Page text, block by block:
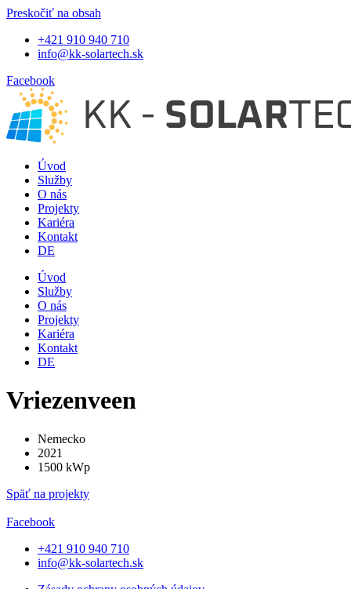
Preskočiť na obsah
+421 910 940 710
info@kk-solartech.sk
Facebook
Úvod
Služby
O nás
Projekty
Kariéra
Kontakt
DE
Úvod
Služby
O nás
Projekty
Kariéra
Kontakt
DE
Vriezenveen
Nemecko
2021
1500 kWp
Späť na projekty
Facebook
+421 910 940 710
info@kk-solartech.sk